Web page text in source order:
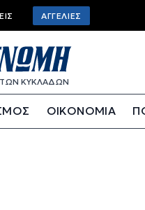
bar menuΑΓΓΕΛΊΕΣ
ΤΩΝ ΚΥΚΛΑΔΩΝ
ΟΙΚΟΝΟΜΙΑ